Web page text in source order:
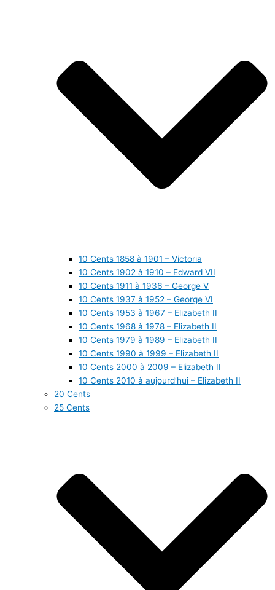
10 Cents 1858 à 1901 – Victoria
10 Cents 1902 à 1910 – Edward VII
10 Cents 1911 à 1936 – George V
10 Cents 1937 à 1952 – George VI
10 Cents 1953 à 1967 – Elizabeth II
10 Cents 1968 à 1978 – Elizabeth II
10 Cents 1979 à 1989 – Elizabeth II
10 Cents 1990 à 1999 – Elizabeth II
10 Cents 2000 à 2009 – Elizabeth II
10 Cents 2010 à aujourd’hui – Elizabeth II
20 Cents
25 Cents